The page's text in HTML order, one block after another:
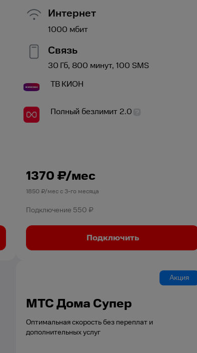
Интернет
1000 мбит
Связь
30 Гб, 800 минут, 100 SMS
ТВКИОН
Полный безлимит 2.0
1370 ₽/мес
1850₽/мес с 3-го месяца
Подключение 550 ₽
Подключить
Акция
МТС Дома Супер
Оптимальная скорость без переплат и
дополнительных услуг